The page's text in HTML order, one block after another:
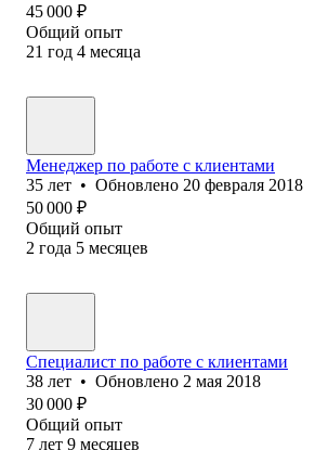
45 000 ₽
Общий опыт
21 год 4 месяца
Менеджер по работе с клиентами
35 лет • Обновлено 20 февраля 2018
50 000 ₽
Общий опыт
2 года 5 месяцев
Специалист по работе с клиентами
38 лет • Обновлено 2 мая 2018
30 000 ₽
Общий опыт
7 лет 9 месяцев